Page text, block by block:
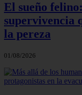
El sueño
supervivencia
la pereza
01/08/2026